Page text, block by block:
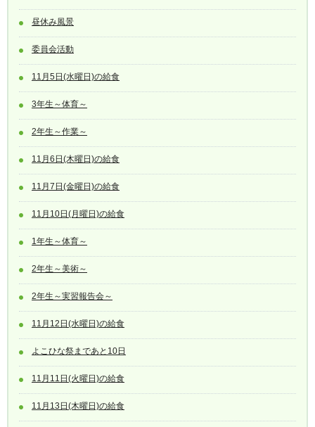
昼休み風景
委員会活動
11月5日(水曜日)の給食
3年生～体育～
2年生～作業～
11月6日(木曜日)の給食
11月7日(金曜日)の給食
11月10日(月曜日)の給食
1年生～体育～
2年生～美術～
2年生～実習報告会～
11月12日(水曜日)の給食
よこひな祭まであと10日
11月11日(火曜日)の給食
11月13日(木曜日)の給食